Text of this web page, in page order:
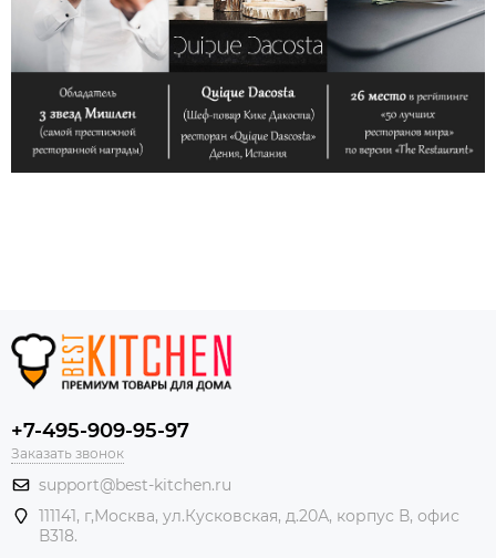
+7-495-909-95-97
Заказать звонок
support@best-kitchen.ru
111141, г,Москва, ул.Кусковская, д.20А, корпус В, офис
В318.